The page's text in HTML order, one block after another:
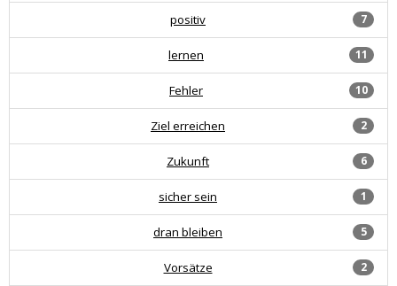
7
positiv
11
lernen
10
Fehler
2
Ziel erreichen
6
Zukunft
1
sicher sein
5
dran bleiben
2
Vorsätze